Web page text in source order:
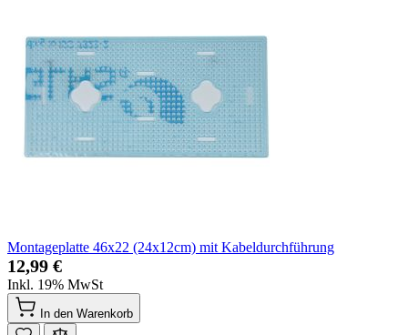
Montageplatte 46x22 (24x12cm) mit Kabeldurchführung
12,99 €
Inkl. 19% MwSt
In den Warenkorb